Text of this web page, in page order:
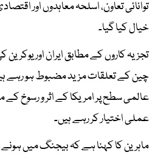
توانائی تعاون، اسلحہ معاہدوں اور
خیال کیا گیا۔
تجزیہ کاروں کے مطابق ایران اور
چین کے تعلقات مزید مضبوط ہو رہے
عالمی سطح پر امریکا کے اثر و رسوخ
عملی اختیار کر رہے ہیں۔
ماہرین کا کہنا ہے کہ بیجنگ میں